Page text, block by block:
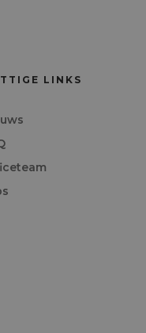
LINKS